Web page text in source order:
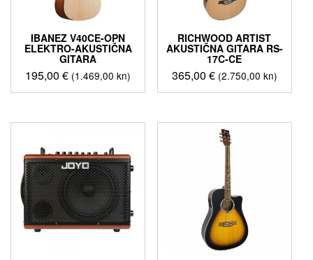
IBANEZ V40CE-OPN
ELEKTRO-AKUSTIČNA
GITARA
195,00€ (1.469,00 kn)
RICHWOOD ARTIST
AKUSTIČNA GITARA RS-
17C-CE
365,00 € (2.750,00 kn)